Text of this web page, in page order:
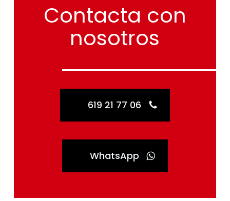
Contacta con
nosotros
619 21 77 06
WhatsApp